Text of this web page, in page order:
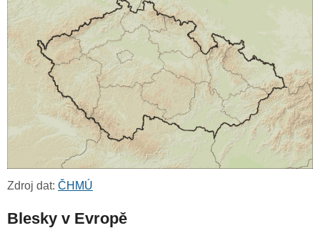
Zdroj dat: ČHMÚ
Blesky v Evropě